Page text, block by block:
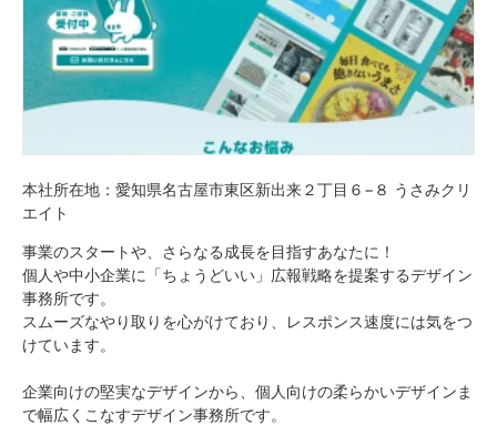
本社所在地：愛知県名古屋市東区新出来２丁目６−８ うさみクリ
エイト
事業のスタートや、さらなる成長を目指すあなたに！
個人や中小企業に「ちょうどいい」広報戦略を提案するデザイン
事務所です。
スムーズなやり取りを心がけており、レスポンス速度には気をつ
けています。
企業向けの堅実なデザインから、個人向けの柔らかいデザインま
で幅広くこなすデザイン事務所です。